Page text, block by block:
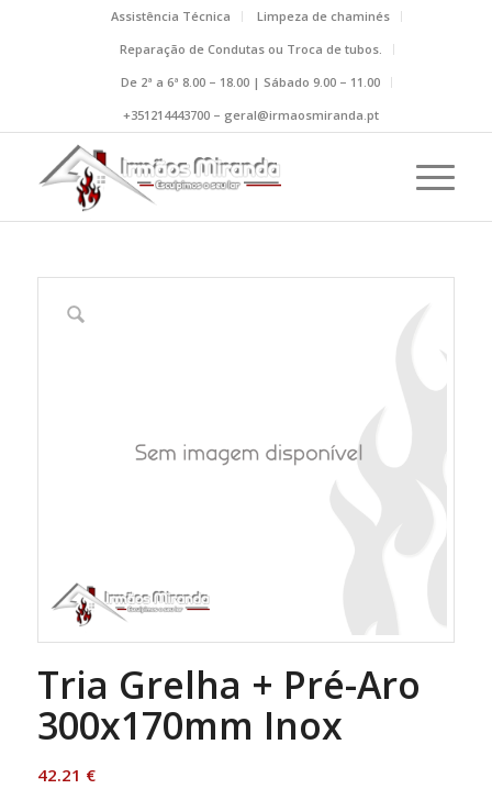
Assistência Técnica
Limpeza de chaminés
Reparação de Condutas ou Troca de tubos.
De 2ª a 6ª 8.00 – 18.00 | Sábado 9.00 – 11.00
+351214443700 – geral@irmaosmiranda.pt
Tria Grelha + Pré-Aro
300x170mm Inox
42.21 €